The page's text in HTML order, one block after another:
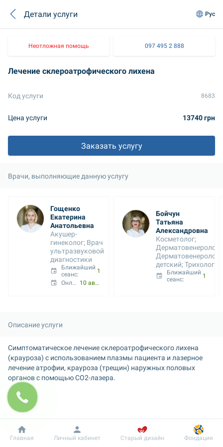
Детали услуги Рус
Неотложная помощь 097 495 2 888
Лечение склероатрофического лихена
Код услуги 8683
Цена услуги 13740 грн
Заказать услугу
Врачи, выполняющие данную услугу
Гощенко
Екатерина
Анатольевна
Акушер-
гинеколог; Врач
ультразвуковой
диагностики
Ближайший
сеанс:
Онлайн с:
10 авг. 13:00
Бойчун
Татьяна
Александровна
Косметолог;
Дерматовенеролог;
Дерматовенеролог
детский; Трихолог
Ближайший
сеанс:
Описание услуги
Симптоматическое лечение склероатрофического лихена
(крауроза) с использованием плазмы пациента и лазерное
лечение атрофии, крауроза (трещин) наружных половых
органов с помощью СО2-лазера.
Добробут Информация Пациенту
Главная Личный кабинет Старый дизайн Фондация